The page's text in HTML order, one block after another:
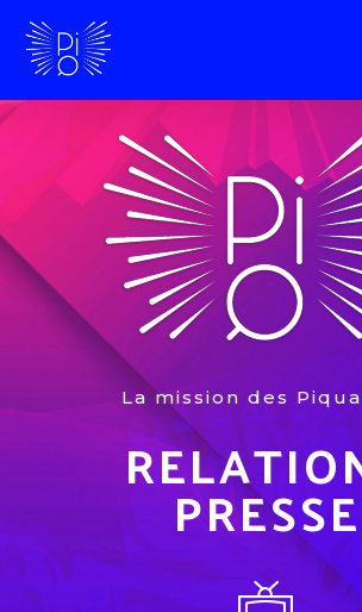
La mission des
PRESSE